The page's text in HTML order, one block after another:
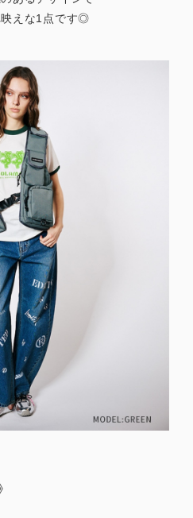
映えな1点です◎